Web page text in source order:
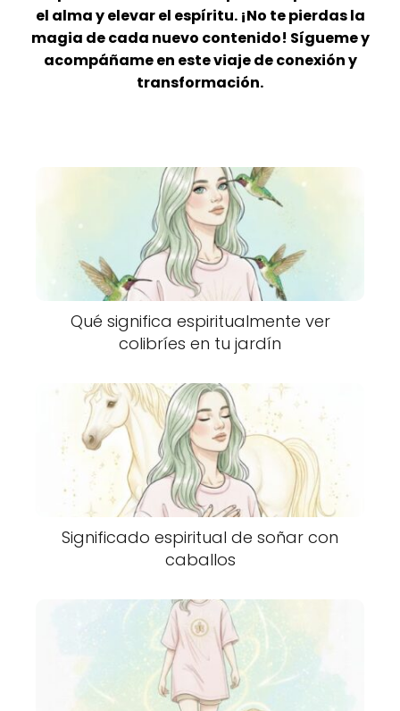
el alma y elevar el espíritu. ¡No te pierdas la
magia de cada nuevo contenido! Sígueme y
acompáñame en este viaje de conexión y
transformación.
Qué significa espiritualmente ver
colibríes en tu jardín
Significado espiritual de soñar con
caballos